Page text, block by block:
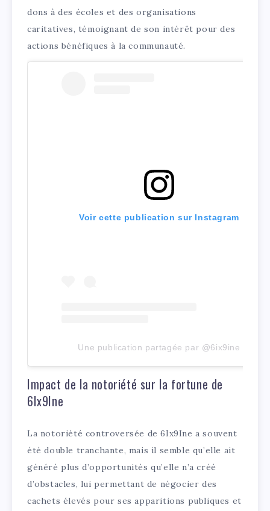
dons à des écoles et des organisations
caritatives, témoignant de son intérêt pour des
actions bénéfiques à la communauté.
Voir cette publication sur Instagram
Une publication partagée par @6ix9ine
Impact de la notoriété sur la fortune de
6Ix9Ine
La notoriété controversée de 6Ix9Ine a souvent
été double tranchante, mais il semble qu’elle ait
généré plus d’opportunités qu’elle n’a créé
d’obstacles, lui permettant de négocier des
cachets élevés pour ses apparitions publiques et